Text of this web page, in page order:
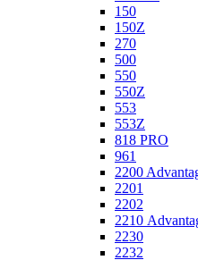
150
150Z
270
500
550
550Z
553
553Z
818 PRO
961
2200
2201
2202
2210
2230
2232